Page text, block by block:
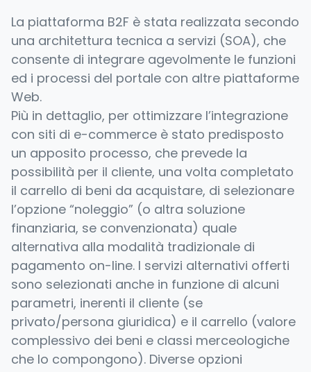
La piattaforma B2F è stata realizzata secondo
una architettura tecnica a servizi (SOA), che
consente di integrare agevolmente le funzioni
ed i processi del portale con altre piattaforme
Web.
Più in dettaglio, per ottimizzare l’integrazione
con siti di e-commerce è stato predisposto
un apposito processo, che prevede la
possibilità per il cliente, una volta completato
il carrello di beni da acquistare, di selezionare
l’opzione “noleggio” (o altra soluzione
finanziaria, se convenzionata) quale
alternativa alla modalità tradizionale di
pagamento on-line. I servizi alternativi offerti
sono selezionati anche in funzione di alcuni
parametri, inerenti il cliente (se
privato/persona giuridica) e il carrello (valore
complessivo dei beni e classi merceologiche
che lo compongono). Diverse opzioni